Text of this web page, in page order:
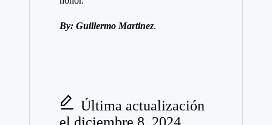
By: Guillermo Martinez.
Última actualización